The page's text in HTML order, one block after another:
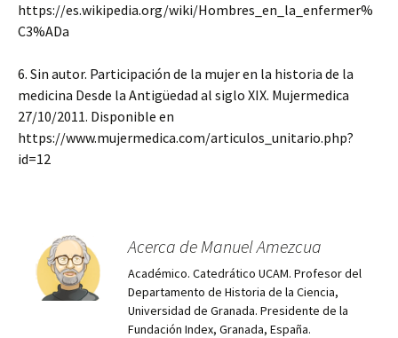
https://es.wikipedia.org/wiki/Hombres_en_la_enfermer%
C3%ADa
6. Sin autor. Participación de la mujer en la historia de la
medicina Desde la Antigüedad al siglo XIX. Mujermedica
27/10/2011. Disponible en
https://www.mujermedica.com/articulos_unitario.php?
id=12
Acerca de Manuel Amezcua
Académico. Catedrático UCAM. Profesor del
Departamento de Historia de la Ciencia,
Universidad de Granada. Presidente de la
Fundación Index, Granada, España.